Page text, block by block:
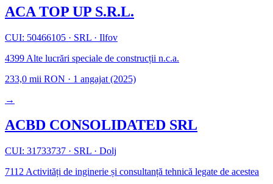
ACA TOP UP S.R.L.
CUI: 50466105 · SRL · Ilfov
4399 Alte lucrări speciale de construcții n.c.a.
233,0 mii RON · 1 angajat (2025)
→
ACBD CONSOLIDATED SRL
CUI: 31733737 · SRL · Dolj
7112 Activități de inginerie și consultanță tehnică legate de acestea